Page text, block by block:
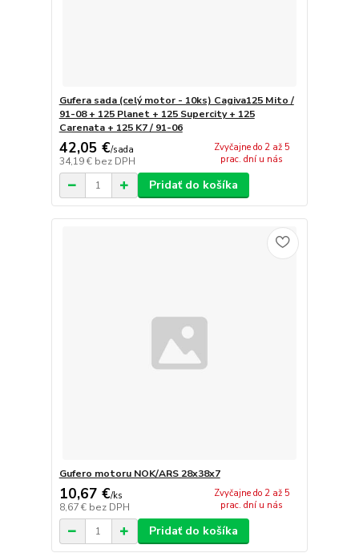
Gufera sada (celý motor - 10ks) Cagiva125 Mito /
91-08 + 125 Planet + 125 Supercity + 125
Carenata + 125 K7 / 91-06
42,05 €/sada
34,19 € bez DPH
Zvyčajne do 2 až 5
prac. dní u nás
Pridať do košíka
Gufero motoru NOK/ARS 28x38x7
10,67 €/ks
8,67 € bez DPH
Zvyčajne do 2 až 5
prac. dní u nás
Pridať do košíka